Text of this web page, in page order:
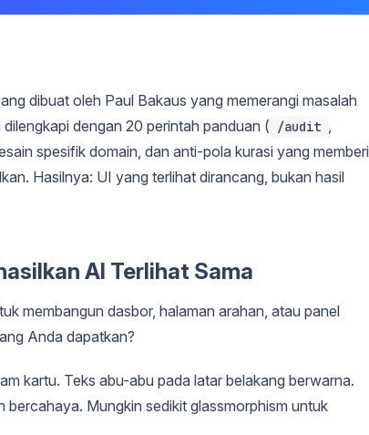
dibuat oleh Paul Bakaus yang memerangi masalah
dengan 20 perintah panduan ( /audit
spesifik domain, dan anti-pola kurasi yang memberi
Hasilnya: UI yang terlihat dirancang, bukan hasil
AI Terlihat Sama
membangun dasbor, halaman arahan, atau panel
Anda dapatkan?
kartu. Teks abu-abu pada latar belakang berwarna.
bercahaya. Mungkin sedikit glassmorphism untuk